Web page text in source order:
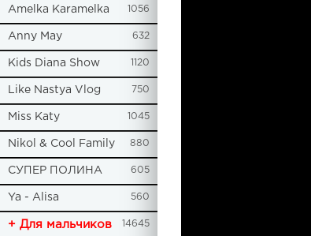
Amelka Karamelka 1056
Anny May 632
Kids Diana Show 1120
Like Nastya Vlog 750
Miss Katy 1045
Nikol & Cool Family 880
СУПЕР ПОЛИНА 605
Ya - Alisa 560
+ Для мальчиков 14645